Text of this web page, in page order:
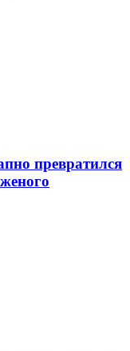
превратился